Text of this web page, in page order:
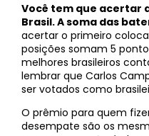
Você tem que acertar
Brasil. A soma das
acertar o primeiro
posições somam 5
melhores brasileiros
lembrar que Carlos
ser votados como
O prêmio para quem
desempate são os